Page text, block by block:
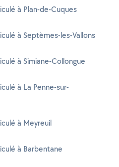
à Plan-de-Cuques
à Septèmes-les-Vallons
à Simiane-Collongue
à La Penne-sur-
à Meyreuil
à Barbentane